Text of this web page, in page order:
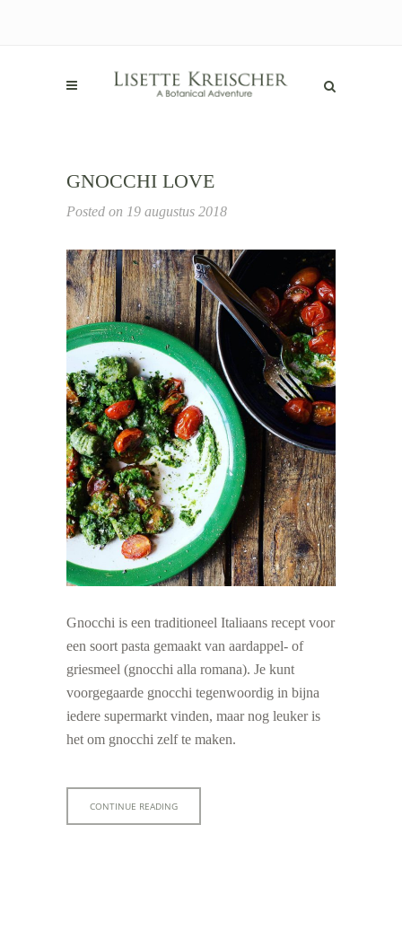
GNOCCHI LOVE
Posted on 19 augustus 2018
Gnocchi is een traditioneel Italiaans recept voor
een soort pasta gemaakt van aardappel- of
griesmeel (gnocchi alla romana). Je kunt
voorgegaarde gnocchi tegenwoordig in bijna
iedere supermarkt vinden, maar nog leuker is
het om gnocchi zelf te maken.
CONTINUE READING